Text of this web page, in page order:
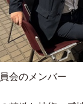
会のメンバー